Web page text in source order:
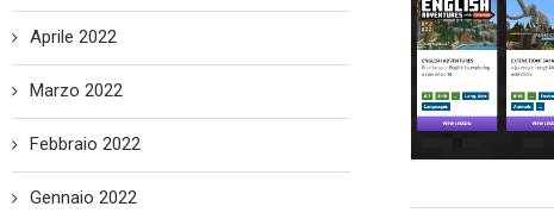
Aprile 2022
Marzo 2022
Febbraio 2022
Gennaio 2022